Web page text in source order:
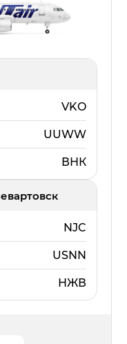
VKO
UUWW
ВНК
NJC
USNN
НЖВ